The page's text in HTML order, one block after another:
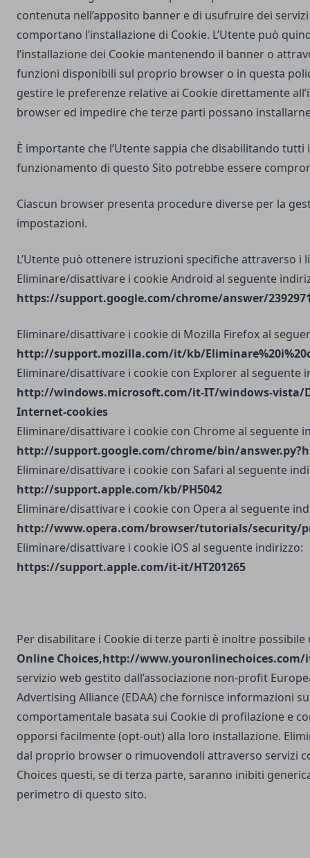
contenuta nell’apposito banner e di usufruire dei
comportano l’installazione di Cookie. L’Utente può
l’installazione dei Cookie mantenendo il banner o
funzioni disponibili sul proprio browser o in questa
gestire le preferenze relative ai Cookie direttamente
browser ed impedire che terze parti possano
È importante che l’Utente sappia che disabilitando tutti
funzionamento di questo Sito potrebbe essere
Ciascun browser presenta procedure diverse per la
impostazioni.
L’Utente può ottenere istruzioni specifiche attraverso i
Eliminare/disattivare i cookie Android al seguente
https://support.google.com/chrome/answer/
Eliminare/disattivare i cookie di Mozilla Firefox al
http://support.mozilla.com/it/kb/
Eliminare/disattivare i cookie con Explorer al seguente
http://windows.microsoft.com/it-IT/windows-vista/
Internet-cookies
Eliminare/disattivare i cookie con Chrome al seguente
http://support.google.com/chrome/bin/
Eliminare/disattivare i cookie con Safari al seguente
http://support.apple.com/kb/PH5042
Eliminare/disattivare i cookie con Opera al seguente
http://www.opera.com/browser/tutorials/security/
Eliminare/disattivare i cookie iOS al seguente indirizzo:
https://support.apple.com/it-it/HT201265
Per disabilitare i Cookie di terze parti è inoltre
Online Choices,http://www.youronlinechoices.com/
servizio web gestito dall’associazione non-profit
Advertising Alliance (EDAA) che fornisce informazioni
comportamentale basata sui Cookie di profilazione e
opporsi facilmente (opt-out) alla loro installazione.
dal proprio browser o rimuovendoli attraverso servizi
Choices questi, se di terza parte, saranno inibiti
perimetro di questo sito.